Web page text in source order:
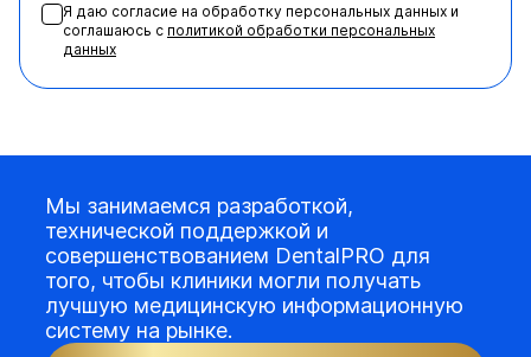
Я даю согласие на обработку персональных данных и
соглашаюсь с политикой обработки персональных
данных
Мы занимаемся разработкой,
технической поддержкой и
совершенствованием DentalPRO для
того, чтобы клиники могли получать
лучшую медицинскую информационную
систему на рынке.